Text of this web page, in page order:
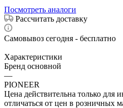
Посмотреть аналоги
Рассчитать доставку
Самовывоз сегодня - бесплатно
Характеристики
Бренд основной
—
PIONEER
Цена действительна только для
отличаться от цен в розничных